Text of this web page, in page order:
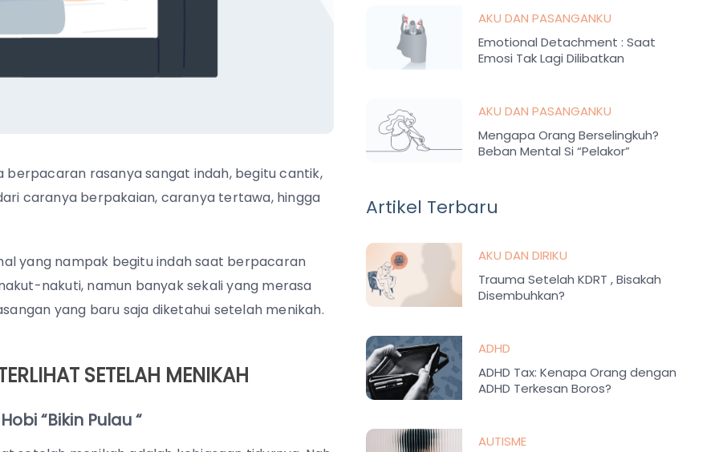
rasanya sangat indah, begitu cantik,
caranya berpakaian, caranya tertawa, hingga
yang nampak begitu indah saat berpacaran
nakuti, namun banyak sekali yang merasa
yang baru saja diketahui setelah menikah.
SETELAH MENIKAH
“Bikin Pulau “
AKU DAN PASANGANKU
Emotional Detachment : Saat
Emosi Tak Lagi Dilibatkan
AKU DAN PASANGANKU
Mengapa Orang Berselingkuh?
Beban Mental Si “Pelakor”
Artikel Terbaru
AKU DAN DIRIKU
Trauma Setelah KDRT , Bisakah
Disembuhkan?
ADHD
ADHD Tax: Kenapa Orang dengan
ADHD Terkesan Boros?
AUTISME